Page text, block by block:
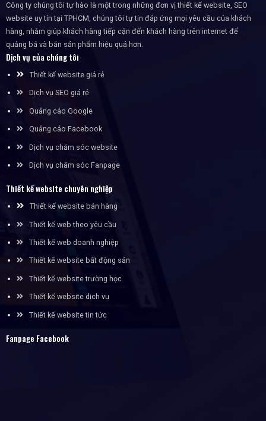
Công ty chúng tôi tự hào là một trong những đơn vị thiết kế website, SEO
website uy tín tại TPHCM, chúng tôi tự tin đáp ứng mọi yêu cầu của khách
hàng, nhằm giúp khách hàng tiếp cận đến khách hàng trên internet để
quảng bá và bán sản phẩm hiệu quả hơn.
Dịch vụ của chúng tôi
Thiết kế website giá rẻ
Dịch vụ SEO giá rẻ
Quảng cáo Google
Quảng cáo Facebook
Dịch vụ chăm sóc website
Dịch vụ chăm sóc Fanpage
Thiết kế website chuyên nghiệp
Thiết kế website bán hàng
Thiết kế web theo yêu cầu
Thiết kế web doanh nghiệp
Thiết kế website bất động sản
Thiết kế website trường học
Thiết kế website dịch vụ
Thiết kế website tin tức
Fanpage Facebook